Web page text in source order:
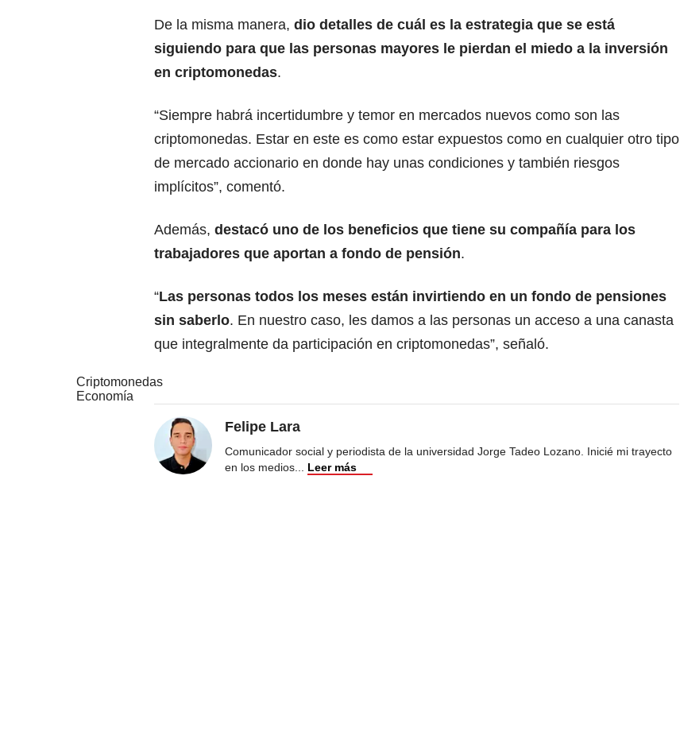
De la misma manera, dio detalles de cuál es la estrategia que se está
siguiendo para que las personas mayores le pierdan el miedo a la inversión
en criptomonedas.
“Siempre habrá incertidumbre y temor en mercados nuevos como son las
criptomonedas. Estar en este es como estar expuestos como en cualquier otro tipo
de mercado accionario en donde hay unas condiciones y también riesgos
implícitos”, comentó.
Además, destacó uno de los beneficios que tiene su compañía para los
trabajadores que aportan a fondo de pensión.
“Las personas todos los meses están invirtiendo en un fondo de pensiones
sin saberlo. En nuestro caso, les damos a las personas un acceso a una canasta
que integralmente da participación en criptomonedas”, señaló.
Criptomonedas
Economía
Felipe Lara
Comunicador social y periodista de la universidad Jorge Tadeo Lozano. Inicié mi trayecto
en los medios... Leer más